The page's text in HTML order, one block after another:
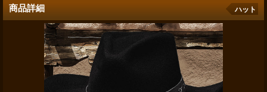
商品詳細 ハット